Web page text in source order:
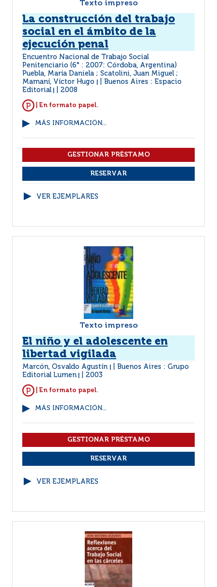
Texto impreso
La construcción del trabajo
social en el ámbito de la
ejecución penal
Encuentro Nacional de Trabajo Social
Penitenciario (6° : 2007: Córdoba, Argentina)
Puebla, María Daniela ; Scatolini, Juan Miguel ;
Mamaní, Víctor Hugo
Buenos Aires : Espacio
Editorial
2008
| En formato papel.
MÁS INFORMACIÓN...
VER EJEMPLARES
Texto impreso
El niño y el adolescente en
libertad vigilada
Marcón, Osvaldo Agustín
Buenos Aires : Grupo
Editorial Lumen
2003
| En formato papel.
MÁS INFORMACIÓN...
VER EJEMPLARES